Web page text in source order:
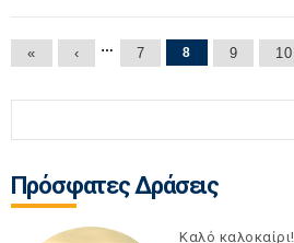
Σελίδες
« ‹ … 7 8 9 10
Πρόσφατες Δράσεις
Καλό καλοκαίρι!